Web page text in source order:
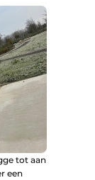
tot aan
een